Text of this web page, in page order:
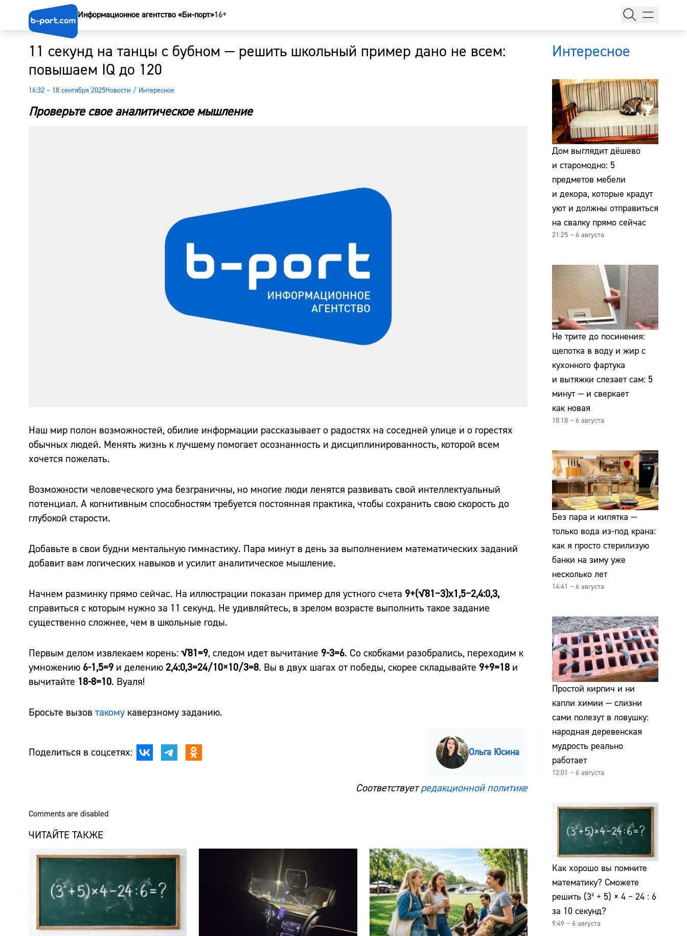
Информационное агентство «Би-порт»16+
11 секунд на танцы с бубном — решить школьный пример дано не всем:
повышаем IQ до 120
16:32 – 18 сентября 2025Новости / Интересное
Проверьте свое аналитическое мышление
Наш мир полон возможностей, обилие информации рассказывает о радостях на соседней улице и о горестях
обычных людей. Менять жизнь к лучшему помогает осознанность и дисциплинированность, которой всем
хочется пожелать.
Возможности человеческого ума безграничны, но многие люди ленятся развивать свой интеллектуальный
потенциал. А когнитивным способностям требуется постоянная практика, чтобы сохранить свою скорость до
глубокой старости.
Добавьте в свои будни ментальную гимнастику. Пара минут в день за выполнением математических заданий
добавит вам логических навыков и усилит аналитическое мышление.
Начнем разминку прямо сейчас. На иллюстрации показан пример для устного счета 9+(√81−3)x1,5−2,4:0,3,
справиться с которым нужно за 11 секунд. Не удивляйтесь, в зрелом возрасте выполнить такое задание
существенно сложнее, чем в школьные годы.
Первым делом извлекаем корень: √81=9, следом идет вычитание 9-3=6. Со скобками разобрались, переходим к
умножению 6-1,5=9 и делению 2,4:0,3=24/10×10/3=8. Вы в двух шагах от победы, скорее складывайте 9+9=18 и
вычитайте 18-8=10. Вуаля!
Бросьте вызов такому каверзному заданию.
Поделиться в соцсетях: Ольга Юсина
Соответствуетредакционной политике
Comments are disabled
ЧИТАЙТЕ ТАКЖЕ
Интересное
Дом выглядит дёшево
и старомодно: 5
предметов мебели
и декора, которые крадут
уют и должны отправиться
на свалку прямо сейчас
21:25 – 6 августа
Не трите до посинения:
щепотка в воду и жир с
кухонного фартука
и вытяжки слезает сам: 5
минут — и сверкает
как новая
18:18 – 6 августа
Без пара и кипятка —
только вода из-под крана:
как я просто стерилизую
банки на зиму уже
несколько лет
14:41 – 6 августа
Простой кирпич и ни
капли химии — слизни
сами полезут в ловушку:
народная деревенская
мудрость реально
работает
12:01 – 6 августа
Как хорошо вы помните
математику? Сможете
решить (3² + 5) × 4 − 24 : 6
за 10 секунд?
9:49 – 6 августа
Главная
Курсы валют